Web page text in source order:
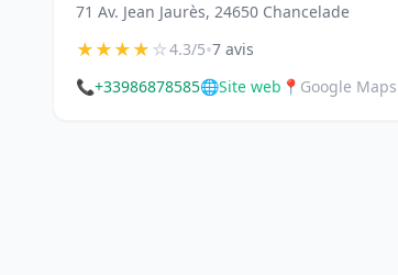
71 Av. Jean Jaurès, 24650 Chancelade
★★★★☆4.3/5•7 avis
📞+33986878585🌐Site web 📍 Google Maps